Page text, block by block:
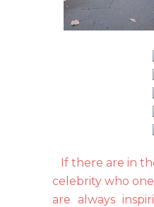
If there are in
celebrity who
are always